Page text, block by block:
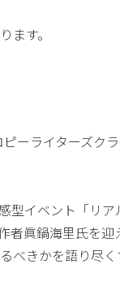
ます。
ーライターズク
型イベント「リ
者眞鍋海里氏を
べきかを語り尽